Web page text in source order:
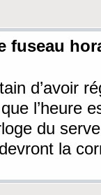
fuseau
d’avoir
l’heure
du
la